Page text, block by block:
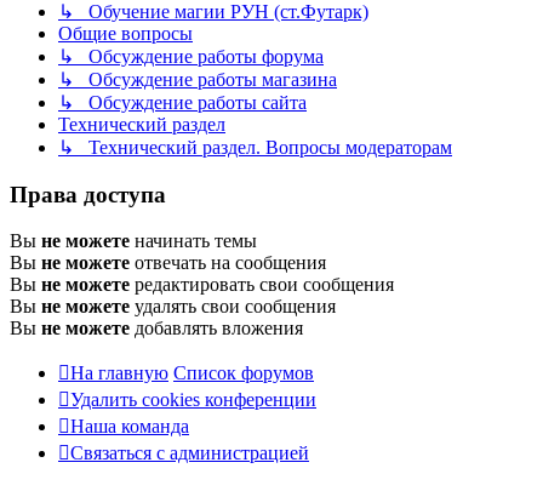
↳ Обучение магии РУН (ст.Футарк)
Общие вопросы
↳ Обсуждение работы форума
↳ Обсуждение работы магазина
↳ Обсуждение работы сайта
Технический раздел
↳ Технический раздел. Вопросы модераторам
Права доступа
Вы не можете начинать темы
Вы не можете отвечать на сообщения
Вы не можете редактировать свои сообщения
Вы не можете удалять свои сообщения
Вы не можете добавлять вложения
На главную Список форумов
Удалить cookies конференции
Наша команда
Связаться с администрацией